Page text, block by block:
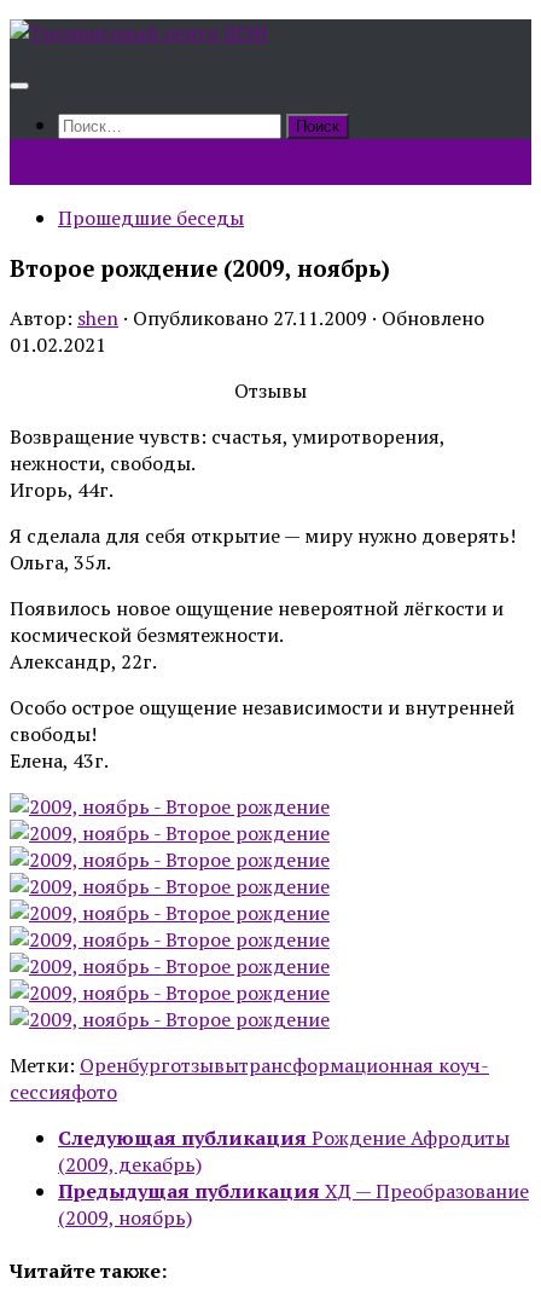
Skip
content
Найти:
Прошедшие беседы
Второе рождение (2009, ноябрь)
Автор: shen · Опубликовано 27.11.2009 · Обновлено
01.02.2021
Отзывы
Возвращение чувств: счастья, умиротворения,
нежности, свободы.
Игорь, 44г.
Я сделала для себя открытие — миру нужно доверять!
Ольга, 35л.
Появилось новое ощущение невероятной лёгкости и
космической безмятежности.
Александр, 22г.
Особо острое ощущение независимости и внутренней
свободы!
Елена, 43г.
Метки: Оренбурготзывытрансформационная коуч-
сессияфото
Следующая публикация Рождение Афродиты
(2009, декабрь)
Предыдущая публикация ХД — Преобразование
(2009, ноябрь)
Читайте также: